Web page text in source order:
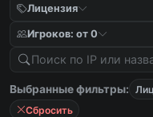
Лицензия
Игроков: от 0
Выбранные фильтры:
Сбросить